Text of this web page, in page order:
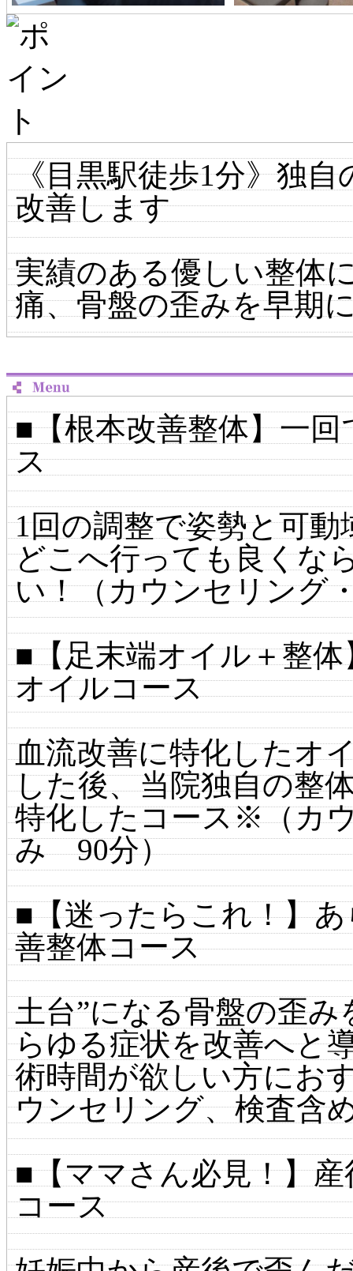
《目黒駅徒歩1分》独
改善します
実績のある優しい整体
痛、骨盤の歪みを早期
■【根本改善整体】一
ス
1回の調整で姿勢と可
どこへ行っても良くな
い！（カウンセリング
■【足末端オイル＋整
オイルコース
血流改善に特化したオ
した後、当院独自の整
特化したコース※（カ
み 90分）
■【迷ったらこれ！】
善整体コース
土台”になる骨盤の歪
らゆる症状を改善へと
術時間が欲しい方にお
ウンセリング、検査含
■【ママさん必見！】
コース